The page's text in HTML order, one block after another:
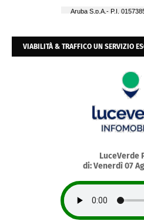
VIABILITÀ & TRAFFICO UN SERVIZIO
LuceVerde
di: Venerdì 07